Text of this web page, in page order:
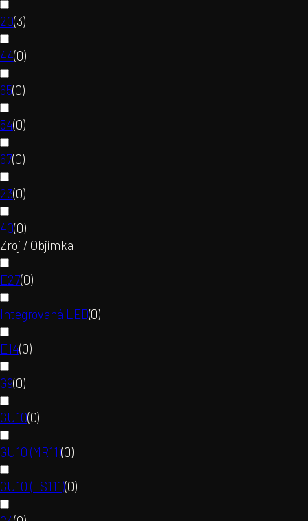
20(3)
44(0)
65(0)
54(0)
67(0)
23(0)
40(0)
Zroj / Objímka
E27(0)
Integrovaná LED(0)
E14(0)
G9(0)
GU10(0)
GU10 (MR11)(0)
GU10 (ES111)(0)